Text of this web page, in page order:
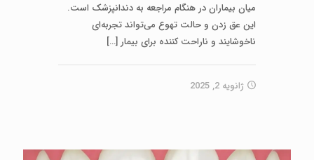
میان بیماران در هنگام مراجعه به دندانپزشک است.
این عق زدن و حالت تهوع می‌تواند تجربه‌ای
ناخوشایند و ناراحت‌ کننده برای بیمار[…]
ژانویه 2, 2025